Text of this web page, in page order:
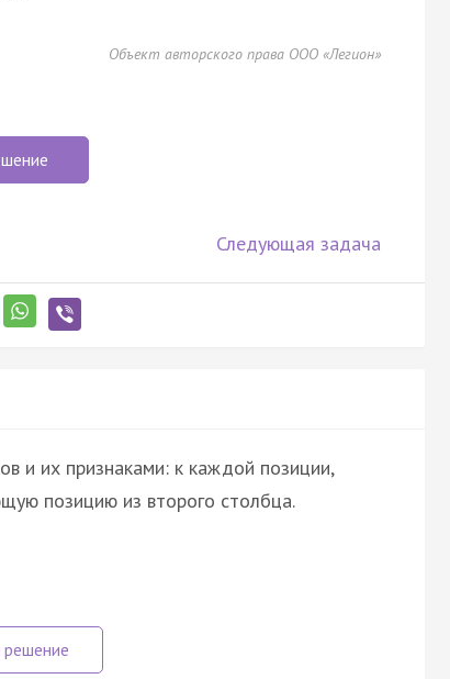
Объект авторского права ООО «Легион»
Следующая задача
и их признаками: к каждой позиции,
позицию из второго столбца.